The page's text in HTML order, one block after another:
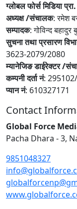
ग्लोबल फोर्स मिडिया
अध्यक्ष /संचालक: रमेश
सम्पादक: गोविन्द बहादुर
सुचना तथा प्रसारण
3623-2079/2080
म्यानेजिङ डाईरेक्टर /
कम्पनी दर्ता नं:
प्यान नं: 610327171
Contact
Global Force
Pacha Dhara - 3,
9851048327